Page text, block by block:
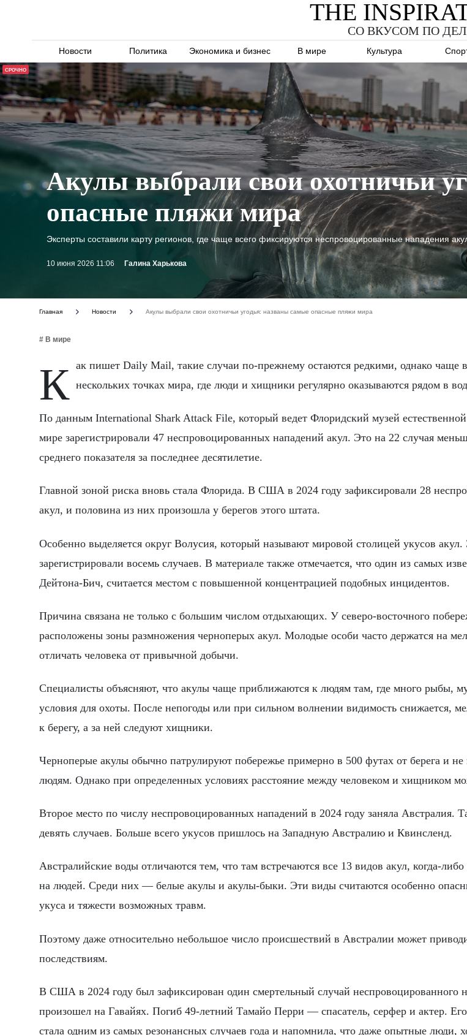
THE
СО ВКУСОМ ПО
Новости Политика Экономика и бизнес В мире Культура
СРОЧНО
Акулы выбрали свои охотничьи
опасные пляжи мира
Эксперты составили карту регионов, где чаще всего фиксируются неспровоцированные нападения
10 июня 2026 11:06 Галина Харькова
Главная Новости Акулы выбрали свои охотничьи угодья: названы самые опасные пляжи мира
# В мире
Как пишет Daily Mail, такие случаи по-прежнему остаются редкими, однако чаще всего происходят в нескольких точках мира, где люди и хищники регулярно оказываются рядом в
По данным International Shark Attack File, который ведет Флоридский музей
мире зарегистрировали 47 неспровоцированных нападений акул. Это на 22 случая
среднего показателя за последнее десятилетие.
Главной зоной риска вновь стала Флорида. В США в 2024 году зафиксировали 28
акул, и половина из них произошла у берегов этого штата.
Особенно выделяется округ Волусия, который называют мировой столицей укусов акул.
зарегистрировали восемь случаев. В материале также отмечается, что один из самых
Дейтона-Бич, считается местом с повышенной концентрацией подобных инцидентов.
Причина связана не только с большим числом отдыхающих. У северо-восточного
расположены зоны размножения черноперых акул. Молодые особи часто держатся на
отличать человека от привычной добычи.
Специалисты объясняют, что акулы чаще приближаются к людям там, где много рыбы,
условия для охоты. После непогоды или при сильном волнении видимость снижается,
к берегу, а за ней следуют хищники.
Черноперые акулы обычно патрулируют побережье примерно в 500 футах от берега и не
людям. Однако при определенных условиях расстояние между человеком и хищником
Второе место по числу неспровоцированных нападений в 2024 году заняла Австралия.
девять случаев. Больше всего укусов пришлось на Западную Австралию и Квинсленд.
Австралийские воды отличаются тем, что там встречаются все 13 видов акул, когда-
на людей. Среди них — белые акулы и акулы-быки. Эти виды считаются особенно
укуса и тяжести возможных травм.
Поэтому даже относительно небольшое число происшествий в Австралии может
последствиям.
В США в 2024 году был зафиксирован один смертельный случай неспровоцированного
произошел на Гавайях. Погиб 49-летний Тамайо Перри — спасатель, серфер и актер.
стала одним из самых резонансных случаев года и напомнила, что даже опытные люди,